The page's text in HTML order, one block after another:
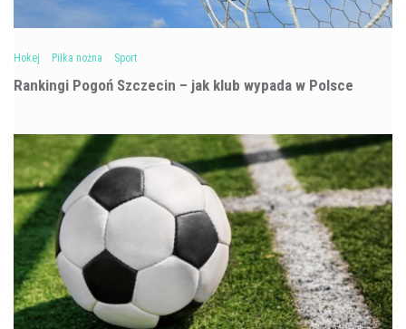
Hokej Piłka nożna Sport
Rankingi Pogoń Szczecin – jak klub wypada w Polsce